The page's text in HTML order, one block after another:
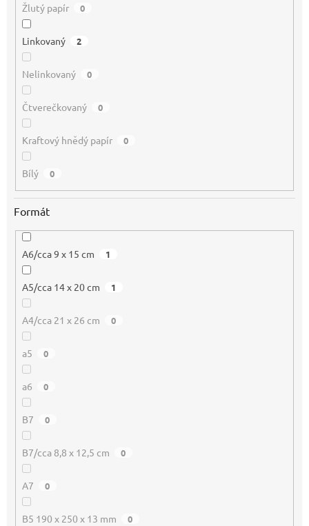
Žlutý papír 0
Linkovaný 2
Nelinkovaný 0
Čtverečkovaný 0
Kraftový hnědý papír 0
Bílý 0
Formát
A6/cca 9 x 15 cm 1
A5/cca 14 x 20 cm 1
A4/cca 21 x 26 cm 0
a5 0
a6 0
B7 0
B7/cca 8,8 x 12,5 cm 0
A7 0
B5 190 x 250 x 13 mm 0